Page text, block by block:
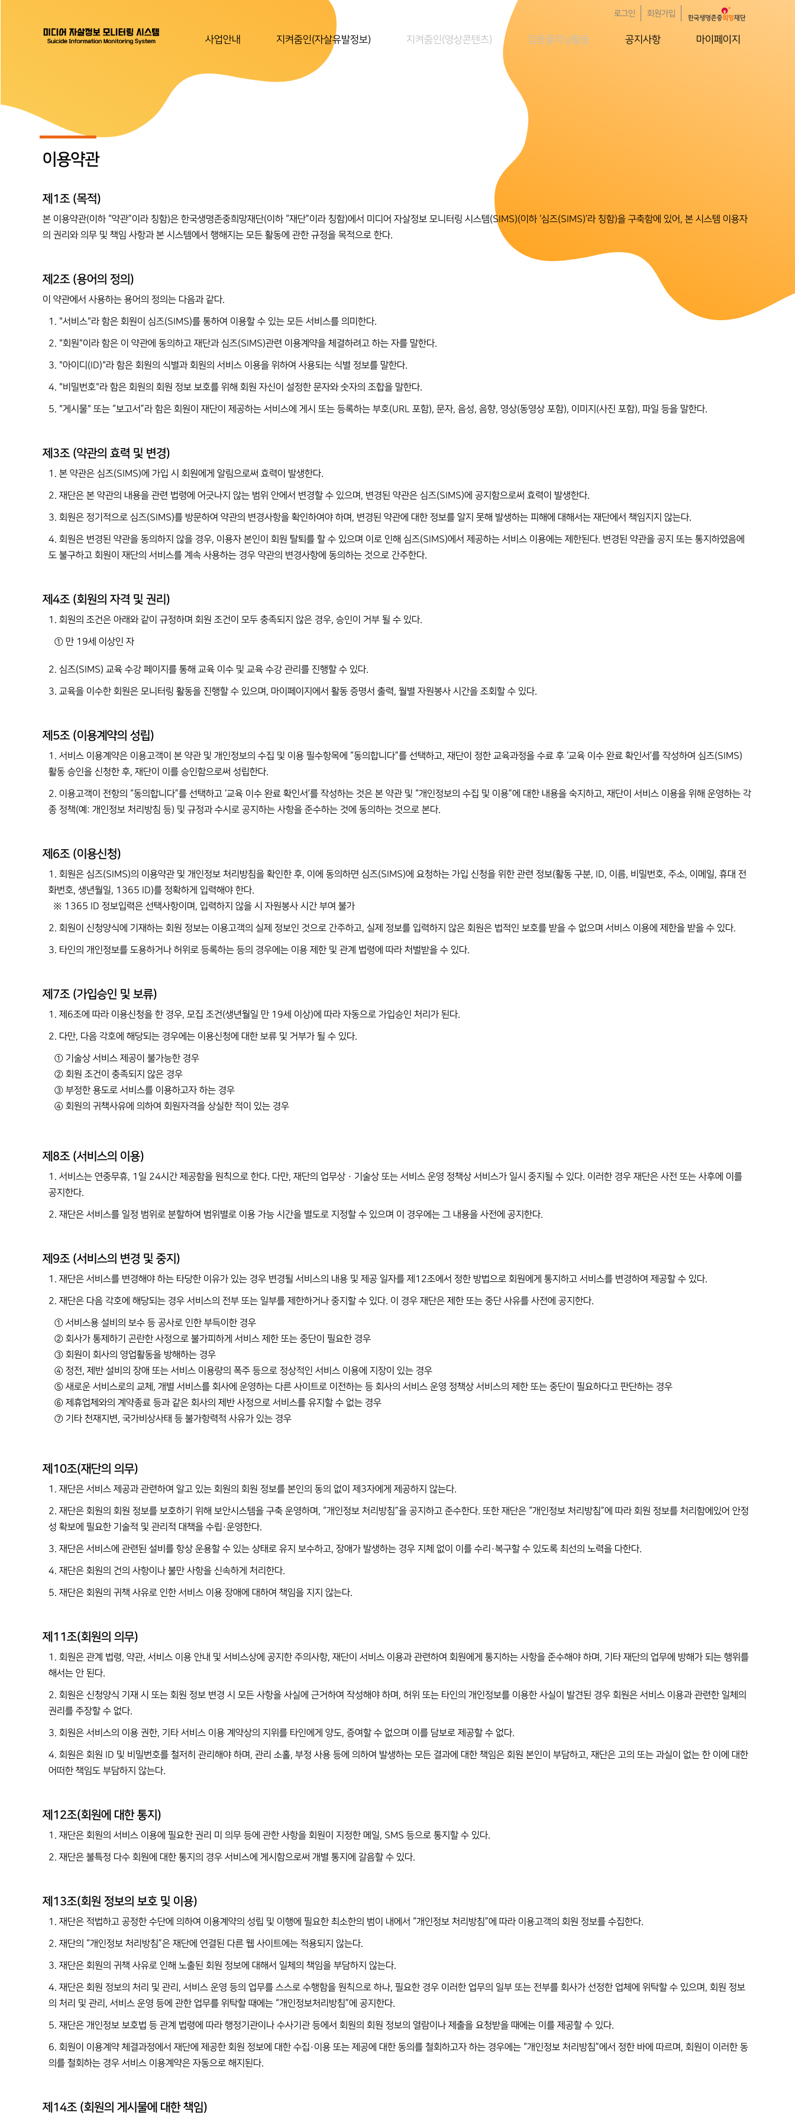
로그인 회원가입
사업안내 지켜줌인(자살유발정보) 지켜줌인(영상콘텐츠) 집중클리닝활동 공지사항 마이페이지
이용약관
제1조 (목적)
본 이용약관(이하 “약관”이라 칭함)은 한국생명존중희망재단(이하 “재단”이라 칭함)에서 미디어 자살정보 모니터링 시스템(SIMS)(이하 ‘심즈(SIMS)’라 칭함)을 구축함에 있어, 본 시스템 이용자
의 권리와 의무 및 책임 사항과 본 시스템에서 행해지는 모든 활동에 관한 규정을 목적으로 한다.
제2조 (용어의 정의)
이 약관에서 사용하는 용어의 정의는 다음과 같다.
1. "서비스"라 함은 회원이 심즈(SIMS)를 통하여 이용할 수 있는 모든 서비스를 의미한다.
2. "회원"이라 함은 이 약관에 동의하고 재단과 심즈(SIMS)관련 이용계약을 체결하려고 하는 자를 말한다.
3. "아이디(ID)"라 함은 회원의 식별과 회원의 서비스 이용을 위하여 사용되는 식별 정보를 말한다.
4. "비밀번호"라 함은 회원의 회원 정보 보호를 위해 회원 자신이 설정한 문자와 숫자의 조합을 말한다.
5. "게시물" 또는 “보고서”라 함은 회원이 재단이 제공하는 서비스에 게시 또는 등록하는 부호(URL 포함), 문자, 음성, 음향, 영상(동영상 포함), 이미지(사진 포함), 파일 등을 말한다.
제3조 (약관의 효력 및 변경)
1. 본 약관은 심즈(SIMS)에 가입 시 회원에게 알림으로써 효력이 발생한다.
2. 재단은 본 약관의 내용을 관련 법령에 어긋나지 않는 범위 안에서 변경할 수 있으며, 변경된 약관은 심즈(SIMS)에 공지함으로써 효력이 발생한다.
3. 회원은 정기적으로 심즈(SIMS)를 방문하여 약관의 변경사항을 확인하여야 하며, 변경된 약관에 대한 정보를 알지 못해 발생하는 피해에 대해서는 재단에서 책임지지 않는다.
4. 회원은 변경된 약관을 동의하지 않을 경우, 이용자 본인이 회원 탈퇴를 할 수 있으며 이로 인해 심즈(SIMS)에서 제공하는 서비스 이용에는 제한된다. 변경된 약관을 공지 또는 통지하였음에
도 불구하고 회원이 재단의 서비스를 계속 사용하는 경우 약관의 변경사항에 동의하는 것으로 간주한다.
제4조 (회원의 자격 및 권리)
1. 회원의 조건은 아래와 같이 규정하며 회원 조건이 모두 충족되지 않은 경우, 승인이 거부 될 수 있다.
① 만 19세 이상인 자
2. 심즈(SIMS) 교육 수강 페이지를 통해 교육 이수 및 교육 수강 관리를 진행할 수 있다.
3. 교육을 이수한 회원은 모니터링 활동을 진행할 수 있으며, 마이페이지에서 활동 증명서 출력, 월별 자원봉사 시간을 조회할 수 있다.
제5조 (이용계약의 성립)
1. 서비스 이용계약은 이용고객이 본 약관 및 개인정보의 수집 및 이용 필수항목에 “동의합니다”를 선택하고, 재단이 정한 교육과정을 수료 후 ‘교육 이수 완료 확인서’를 작성하여 심즈(SIMS)
활동 승인을 신청한 후, 재단이 이를 승인함으로써 성립한다.
2. 이용고객이 전항의 “동의합니다”를 선택하고 ‘교육 이수 완료 확인서’를 작성하는 것은 본 약관 및 “개인정보의 수집 및 이용”에 대한 내용을 숙지하고, 재단이 서비스 이용을 위해 운영하는 각
종 정책(예: 개인정보 처리방침 등) 및 규정과 수시로 공지하는 사항을 준수하는 것에 동의하는 것으로 본다.
제6조 (이용신청)
1. 회원은 심즈(SIMS)의 이용약관 및 개인정보 처리방침을 확인한 후, 이에 동의하면 심즈(SIMS)에 요청하는 가입 신청을 위한 관련 정보(활동 구분, ID, 이름, 비밀번호, 주소, 이메일, 휴대 전
화번호, 생년월일, 1365 ID)를 정확하게 입력해야 한다.
※ 1365 ID 정보입력은 선택사항이며, 입력하지 않을 시 자원봉사 시간 부여 불가
2. 회원이 신청양식에 기재하는 회원 정보는 이용고객의 실제 정보인 것으로 간주하고, 실제 정보를 입력하지 않은 회원은 법적인 보호를 받을 수 없으며 서비스 이용에 제한을 받을 수 있다.
3. 타인의 개인정보를 도용하거나 허위로 등록하는 등의 경우에는 이용 제한 및 관계 법령에 따라 처벌받을 수 있다.
제7조 (가입승인 및 보류)
1. 제6조에 따라 이용신청을 한 경우, 모집 조건(생년월일 만 19세 이상)에 따라 자동으로 가입승인 처리가 된다.
2. 다만, 다음 각호에 해당되는 경우에는 이용신청에 대한 보류 및 거부가 될 수 있다.
① 기술상 서비스 제공이 불가능한 경우
② 회원 조건이 충족되지 않은 경우
③ 부정한 용도로 서비스를 이용하고자 하는 경우
④ 회원의 귀책사유에 의하여 회원자격을 상실한 적이 있는 경우
제8조 (서비스의 이용)
1. 서비스는 연중무휴, 1일 24시간 제공함을 원칙으로 한다. 다만, 재단의 업무상 · 기술상 또는 서비스 운영 정책상 서비스가 일시 중지될 수 있다. 이러한 경우 재단은 사전 또는 사후에 이를
공지한다.
2. 재단은 서비스를 일정 범위로 분할하여 범위별로 이용 가능 시간을 별도로 지정할 수 있으며 이 경우에는 그 내용을 사전에 공지한다.
제9조 (서비스의 변경 및 중지)
1. 재단은 서비스를 변경해야 하는 타당한 이유가 있는 경우 변경될 서비스의 내용 및 제공 일자를 제12조에서 정한 방법으로 회원에게 통지하고 서비스를 변경하여 제공할 수 있다.
2. 재단은 다음 각호에 해당되는 경우 서비스의 전부 또는 일부를 제한하거나 중지할 수 있다. 이 경우 재단은 제한 또는 중단 사유를 사전에 공지한다.
① 서비스용 설비의 보수 등 공사로 인한 부득이한 경우
② 회사가 통제하기 곤란한 사정으로 불가피하게 서비스 제한 또는 중단이 필요한 경우
③ 회원이 회사의 영업활동을 방해하는 경우
④ 정전, 제반 설비의 장애 또는 서비스 이용량의 폭주 등으로 정상적인 서비스 이용에 지장이 있는 경우
⑤ 새로운 서비스로의 교체, 개별 서비스를 회사에 운영하는 다른 사이트로 이전하는 등 회사의 서비스 운영 정책상 서비스의 제한 또는 중단이 필요하다고 판단하는 경우
⑥ 제휴업체와의 계약종료 등과 같은 회사의 제반 사정으로 서비스를 유지할 수 없는 경우
⑦ 기타 천재지변, 국가비상사태 등 불가항력적 사유가 있는 경우
제10조(재단의 의무)
1. 재단은 서비스 제공과 관련하여 알고 있는 회원의 회원 정보를 본인의 동의 없이 제3자에게 제공하지 않는다.
2. 재단은 회원의 회원 정보를 보호하기 위해 보안시스템을 구축 운영하며, “개인정보 처리방침”을 공지하고 준수한다. 또한 재단은 “개인정보 처리방침”에 따라 회원 정보를 처리함에있어 안정
성 확보에 필요한 기술적 및 관리적 대책을 수립·운영한다.
3. 재단은 서비스에 관련된 설비를 항상 운용할 수 있는 상태로 유지 보수하고, 장애가 발생하는 경우 지체 없이 이를 수리·복구할 수 있도록 최선의 노력을 다한다.
4. 재단은 회원의 건의 사항이나 불만 사항을 신속하게 처리한다.
5. 재단은 회원의 귀책 사유로 인한 서비스 이용 장애에 대하여 책임을 지지 않는다.
제11조(회원의 의무)
1. 회원은 관계 법령, 약관, 서비스 이용 안내 및 서비스상에 공지한 주의사항, 재단이 서비스 이용과 관련하여 회원에게 통지하는 사항을 준수해야 하며, 기타 재단의 업무에 방해가 되는 행위를
해서는 안 된다.
2. 회원은 신청양식 기재 시 또는 회원 정보 변경 시 모든 사항을 사실에 근거하여 작성해야 하며, 허위 또는 타인의 개인정보를 이용한 사실이 발견된 경우 회원은 서비스 이용과 관련한 일체의
권리를 주장할 수 없다.
3. 회원은 서비스의 이용 권한, 기타 서비스 이용 계약상의 지위를 타인에게 양도, 증여할 수 없으며 이를 담보로 제공할 수 없다.
4. 회원은 회원 ID 및 비밀번호를 철저히 관리해야 하며, 관리 소홀, 부정 사용 등에 의하여 발생하는 모든 결과에 대한 책임은 회원 본인이 부담하고, 재단은 고의 또는 과실이 없는 한 이에 대한
어떠한 책임도 부담하지 않는다.
제12조(회원에 대한 통지)
1. 재단은 회원의 서비스 이용에 필요한 권리 미 의무 등에 관한 사항을 회원이 지정한 메일, SMS 등으로 통지할 수 있다.
2. 재단은 불특정 다수 회원에 대한 통지의 경우 서비스에 게시함으로써 개별 통지에 갈음할 수 있다.
제13조(회원 정보의 보호 및 이용)
1. 재단은 적법하고 공정한 수단에 의하여 이용계약의 성립 및 이행에 필요한 최소한의 범이 내에서 “개인정보 처리방침”에 따라 이용고객의 회원 정보를 수집한다.
2. 재단의 “개인정보 처리방침”은 재단에 연결된 다른 웹 사이트에는 적용되지 않는다.
3. 재단은 회원의 귀책 사유로 인해 노출된 회원 정보에 대해서 일체의 책임을 부담하지 않는다.
4. 재단은 회원 정보의 처리 및 관리, 서비스 운영 등의 업무를 스스로 수행함을 원칙으로 하나, 필요한 경우 이러한 업무의 일부 또는 전부를 회사가 선정한 업체에 위탁할 수 있으며, 회원 정보
의 처리 및 관리, 서비스 운영 등에 관한 업무를 위탁할 때에는 “개인정보처리방침”에 공지한다.
5. 재단은 개인정보 보호법 등 관계 법령에 따라 행정기관이나 수사기관 등에서 회원의 회원 정보의 열람이나 제출을 요청받을 때에는 이를 제공할 수 있다.
6. 회원이 이용계약 체결과정에서 재단에 제공한 회원 정보에 대한 수집·이용 또는 제공에 대한 동의를 철회하고자 하는 경우에는 “개인정보 처리방침”에서 정한 바에 따르며, 회원이 이러한 동
의를 철회하는 경우 서비스 이용계약은 자동으로 해지된다.
제14조 (회원의 게시물에 대한 책임)